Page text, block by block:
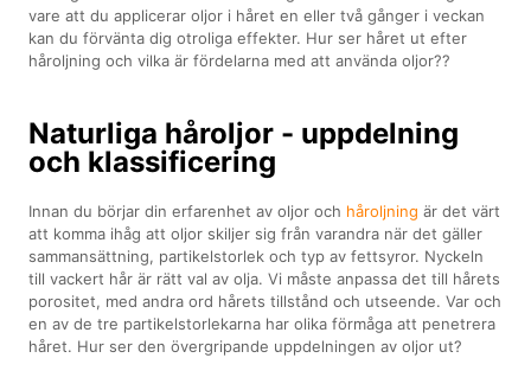
vare att du applicerar oljor i håret en eller två gånger i veckan
kan du förvänta dig otroliga effekter. Hur ser håret ut efter
håroljning och vilka är fördelarna med att använda oljor??
Naturliga håroljor - uppdelning
och klassificering
Innan du börjar din erfarenhet av oljor och håroljning är det värt
att komma ihåg att oljor skiljer sig från varandra när det gäller
sammansättning, partikelstorlek och typ av fettsyror. Nyckeln
till vackert hår är rätt val av olja. Vi måste anpassa det till hårets
porositet, med andra ord hårets tillstånd och utseende. Var och
en av de tre partikelstorlekarna har olika förmåga att penetrera
håret. Hur ser den övergripande uppdelningen av oljor ut?